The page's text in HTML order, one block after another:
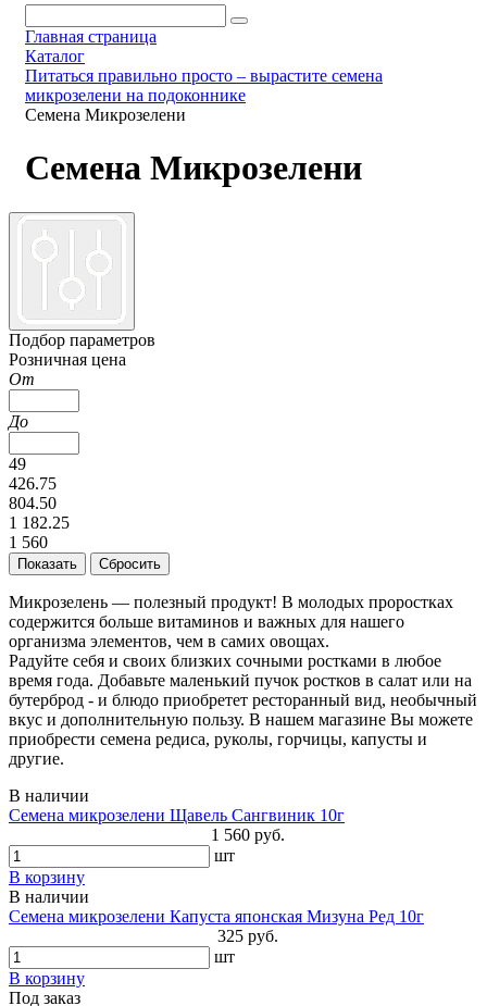
Главная страница
Каталог
Питаться правильно просто – вырастите семена
микрозелени на подоконнике
Семена Микрозелени
Семена Микрозелени
Подбор параметров
Розничная цена
От
До
49
426.75
804.50
1 182.25
1 560
Микрозелень — полезный продукт! В молодых проростках
содержится больше витаминов и важных для нашего
организма элементов, чем в самих овощах.
Радуйте себя и своих близких сочными ростками в любое
время года. Добавьте маленький пучок ростков в салат или на
бутерброд - и блюдо приобретет ресторанный вид, необычный
вкус и дополнительную пользу. В нашем магазине Вы можете
приобрести семена редиса, руколы, горчицы, капусты и
другие.
В наличии
Семена микрозелени Щавель Сангвиник 10г
1 560 руб.
шт
В корзину
В наличии
Семена микрозелени Капуста японская Мизуна Ред 10г
325 руб.
шт
В корзину
Под заказ